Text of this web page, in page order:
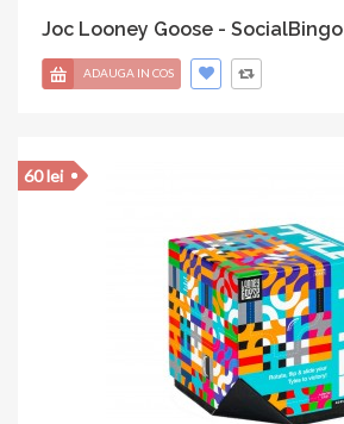
Joc Looney Goose - SocialBingo
ADAUGA IN COS
60 lei